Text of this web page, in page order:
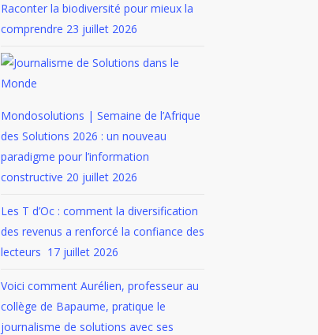
Raconter la biodiversité pour mieux la
comprendre 23 juillet 2026
Mondosolutions | Semaine de l’Afrique
des Solutions 2026 : un nouveau
paradigme pour l’information
constructive 20 juillet 2026
Les T d’Oc : comment la diversification
des revenus a renforcé la confiance des
lecteurs 17 juillet 2026
Voici comment Aurélien, professeur au
collège de Bapaume, pratique le
journalisme de solutions avec ses